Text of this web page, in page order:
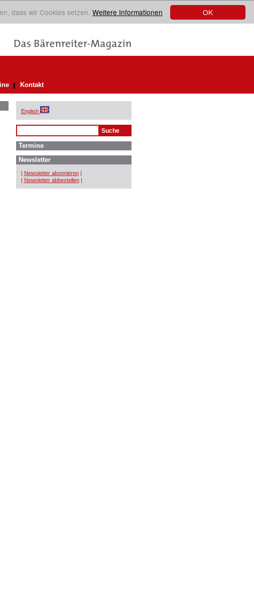
OK
dass wir Cookies setzen. Weitere Informationen
Kontakt
English
Termine
Newsletter
| Newsletter abonnieren |
| Newsletter abbestellen |